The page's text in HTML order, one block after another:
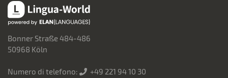
Lingua-World
Bonner Straße 484-486
50968 Köln
Numero di telefono:
+49 221 94 10 30